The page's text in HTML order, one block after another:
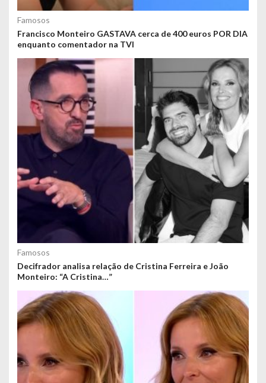
Famosos
Francisco Monteiro GASTAVA cerca de 400 euros POR DIA
enquanto comentador na TVI
Famosos
Decifrador analisa relação de Cristina Ferreira e João
Monteiro: “A Cristina…”